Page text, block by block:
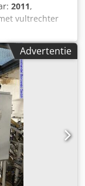
2011,
vultrechter
Artikelnummer:
S Bouwjaar:
10 liter
1,1 kW
Accessoires: 2
Advertentie